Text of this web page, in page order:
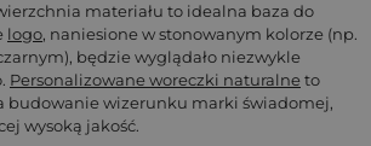
materiału to idealna baza do
logo, naniesione w stonowanym kolorze (np.
będzie wyglądało niezwykle
Personalizowane woreczki naturalne to
budowanie wizerunku marki świadomej,
wysoką jakość.